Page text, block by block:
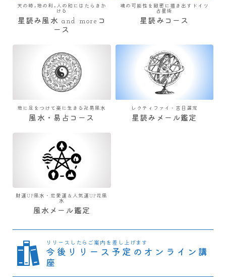
天の時×地の利×人の和にはたらきか
ける
星読み風水 and moreコ
ース
魂の可能性を緻密に描き出すドイツ
占星術
星読みコース
地に足をつけて楽に生きる卍易風水
風水・易占コース
レクティファイ・吉日選定
星読みメール鑑定
財運UP風水・恋愛運＆人気運UP花風
水
風水メール鑑定
リリースしたらご案内を差し上げます
今後リリース予定のオンライン講
座